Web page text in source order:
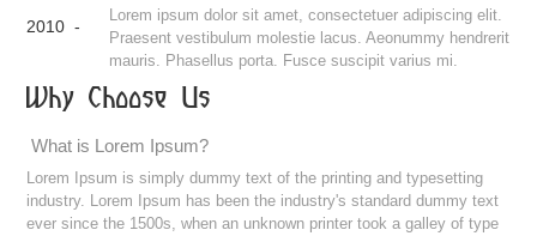
2010 -
Lorem ipsum dolor sit amet, consectetuer adipiscing elit.
Praesent vestibulum molestie lacus. Aeonummy hendrerit
mauris. Phasellus porta. Fusce suscipit varius mi.
Why Choose Us
What is Lorem Ipsum?
Lorem Ipsum is simply dummy text of the printing and typesetting
industry. Lorem Ipsum has been the industry's standard dummy text
ever since the 1500s, when an unknown printer took a galley of type